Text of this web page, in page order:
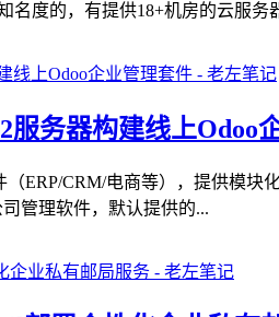
名度的，有提供18+机房的云服
服务器构建线上Odoo
ERP/CRM/电商等），提供模
管理软件，默认提供的...